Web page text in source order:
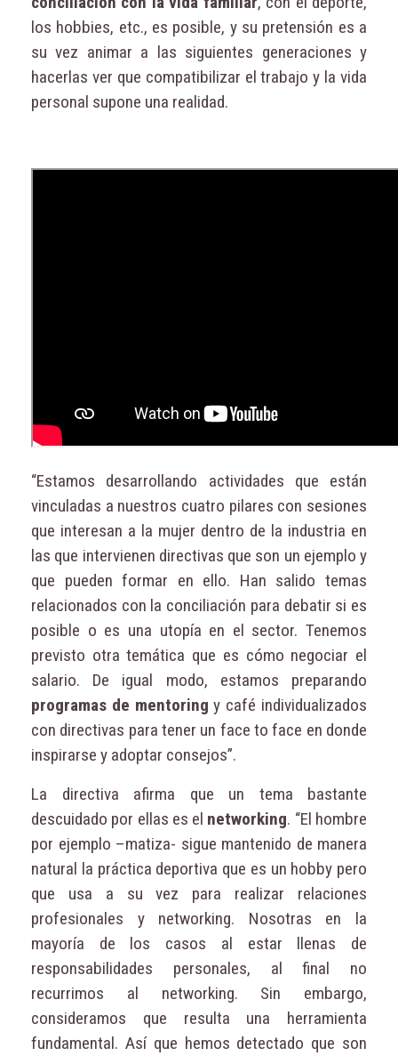
los hobbies, etc., es posible, y su pretensión es a
su vez animar a las siguientes generaciones y
hacerlas ver que compatibilizar el trabajo y la vida
personal supone una realidad.
“Estamos desarrollando actividades que están
vinculadas a nuestros cuatro pilares con sesiones
que interesan a la mujer dentro de la industria en
las que intervienen directivas que son un ejemplo y
que pueden formar en ello. Han salido temas
relacionados con la conciliación para debatir si es
posible o es una utopía en el sector. Tenemos
previsto otra temática que es cómo negociar el
salario. De igual modo, estamos preparando
programas de mentoring y café individualizados
con directivas para tener un face to face en donde
inspirarse y adoptar consejos”.
La directiva afirma que un tema bastante
descuidado por ellas es el networking. “El hombre
por ejemplo –matiza- sigue mantenido de manera
natural la práctica deportiva que es un hobby pero
que usa a su vez para realizar relaciones
profesionales y networking. Nosotras en la
mayoría de los casos al estar llenas de
responsabilidades personales, al final no
recurrimos al networking. Sin embargo,
consideramos que resulta una herramienta
fundamental. Así que hemos detectado que son